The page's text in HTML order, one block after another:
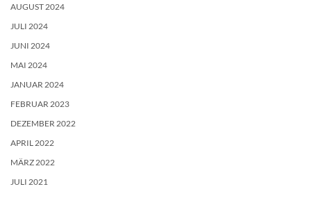
AUGUST 2024
JULI 2024
JUNI 2024
MAI 2024
JANUAR 2024
FEBRUAR 2023
DEZEMBER 2022
APRIL 2022
MÄRZ 2022
JULI 2021